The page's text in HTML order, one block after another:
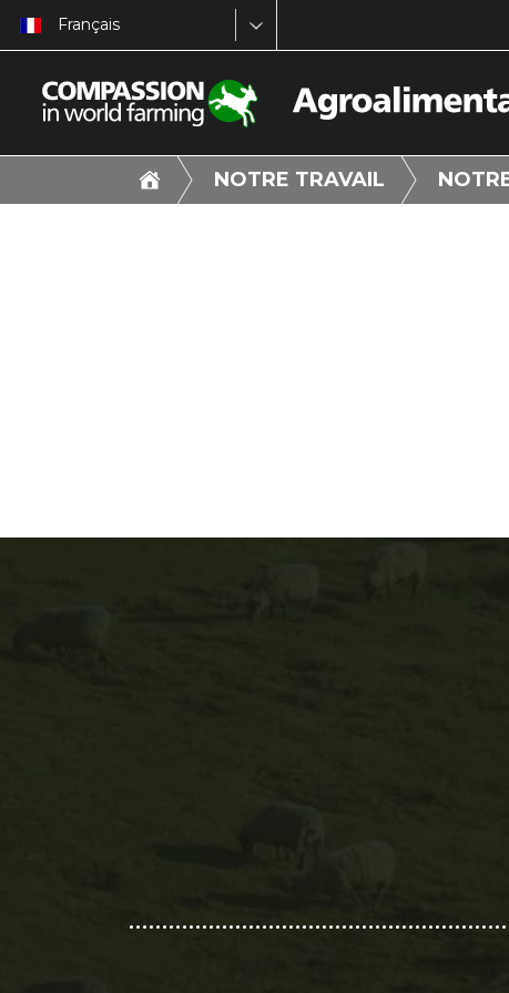
Français
NOTRE TRAVAIL